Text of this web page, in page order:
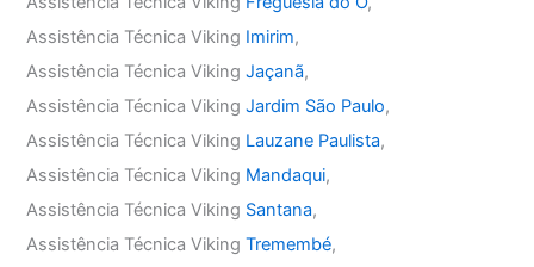
Assistência Técnica Viking Imirim,
Assistência Técnica VikingJaçanã,
Assistência Técnica VikingJardim São Paulo,
Assistência Técnica Viking Lauzane Paulista,
Assistência Técnica Viking Mandaqui,
Assistência Técnica Viking Santana,
Assistência Técnica VikingTremembé,